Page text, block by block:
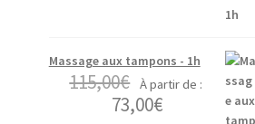
Massage aux tampons - 1h
115,00€ À partir de :
73,00€